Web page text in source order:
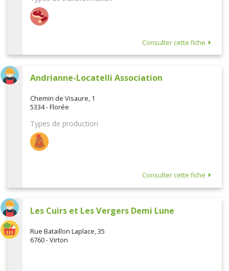
Consulter cette fiche
Andrianne-Locatelli Association
Chemin de Visaure, 1
5334 - Florée
Types de production
Consulter cette fiche
Les Cuirs et Les Vergers Demi Lune
Rue Bataillon Laplace, 35
6760 - Virton